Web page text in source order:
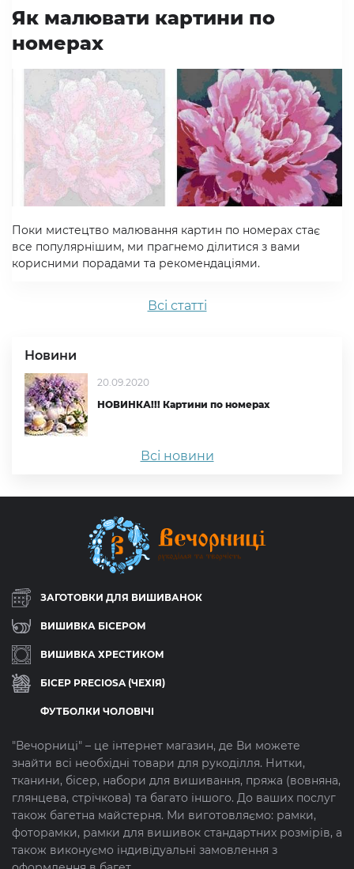
Як малювати картини по
номерах
Поки мистецтво малювання картин по номерах стає
все популярнішим, ми прагнемо ділитися з вами
корисними порадами та рекомендаціями.
Всi статтi
Новини
20.09.2020
НОВИНКА!!! Картини по номерах
Всі новини
ЗАГОТОВКИ ДЛЯ ВИШИВАНОК
ВИШИВКА БІСЕРОМ
ВИШИВКА ХРЕСТИКОМ
БІСЕР PRECIOSA (ЧЕХІЯ)
ФУТБОЛКИ ЧОЛОВІЧІ
"Вечорниці" – це інтернет магазин, де Ви можете
знайти всі необхідні товари для рукоділля. Нитки,
тканини, бісер, набори для вишивання, пряжа (вовняна,
глянцева, стрічкова) та багато іншого. До ваших послуг
також багетна майстерня. Ми виготовляємо: рамки,
фоторамки, рамки для вишивок стандартних розмірів, а
також виконуємо індивідуальні замовлення з